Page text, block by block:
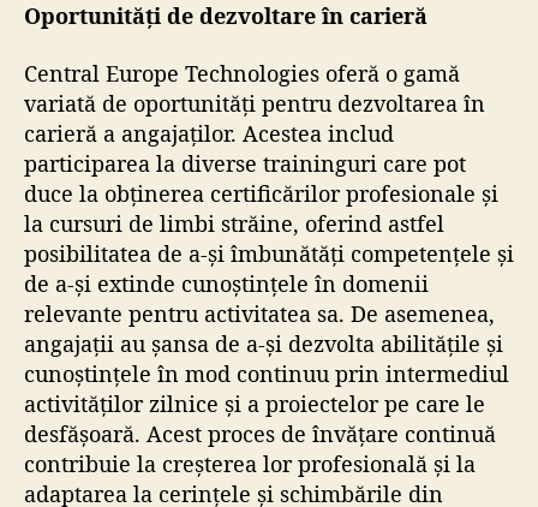
Oportunități de dezvoltare în carieră
Central Europe Technologies oferă o gamă
variată de oportunități pentru dezvoltarea în
carieră a angajaților. Acestea includ
participarea la diverse traininguri care pot
duce la obținerea certificărilor profesionale și
la cursuri de limbi străine, oferind astfel
posibilitatea de a-și îmbunătăți competențele și
de a-și extinde cunoștințele în domenii
relevante pentru activitatea sa. De asemenea,
angajații au șansa de a-și dezvolta abilitățile și
cunoștințele în mod continuu prin intermediul
activităților zilnice și a proiectelor pe care le
desfășoară. Acest proces de învățare continuă
contribuie la creșterea lor profesională și la
adaptarea la cerințele și schimbările din